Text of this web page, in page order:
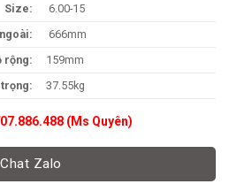
Size:
6.00-15
666mm
rộng:
159mm
37.55kg
(Ms Quyên)
Chat Zalo